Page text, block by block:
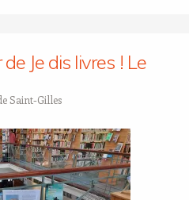
Je dis livres ! Le
Saint-Gilles